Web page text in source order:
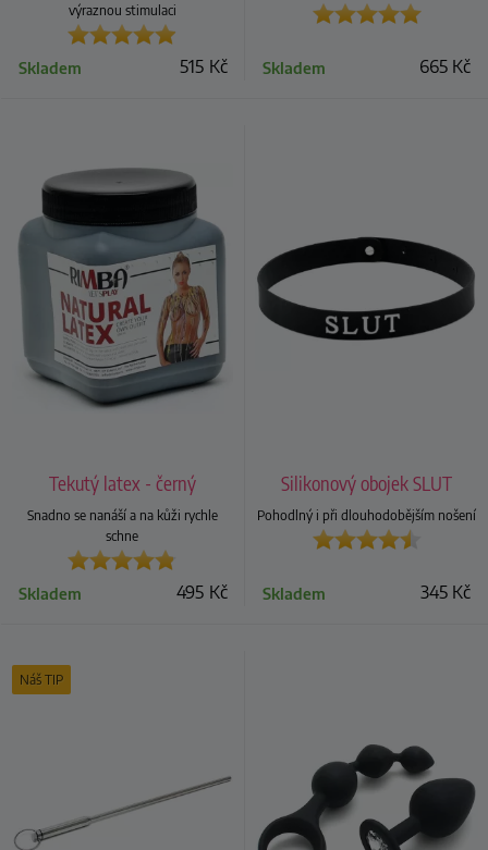
výraznou stimulaci
515 Kč
Skladem 665 Kč
Skladem
Tekutý latex - černý
Snadno se nanáší a na kůži rychle
schne
495 Kč
Skladem
Silikonový obojek SLUT
Pohodlný i při dlouhodobějším nošení
345 Kč
Skladem
Náš TIP